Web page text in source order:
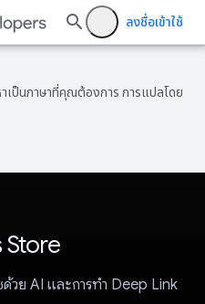
ลงชื่อเข้าใช้
เป็นภาษาที่คุณต้องการ การแปลโดย
Store
วย AI และการทำ Deep Link